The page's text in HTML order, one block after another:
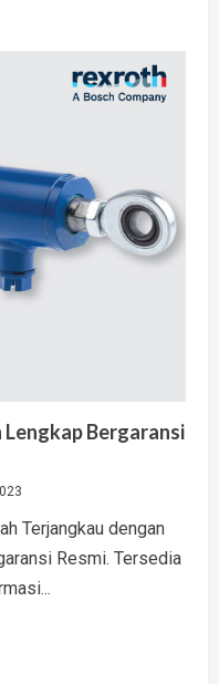
Bergaransi
Terjangkau dengan
Resmi. Tersedia